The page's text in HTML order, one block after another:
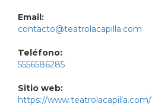
Email:
contacto@teatrolacapilla.com
Teléfono:
5556586285
Sitio web:
https://www.teatrolacapilla.com/